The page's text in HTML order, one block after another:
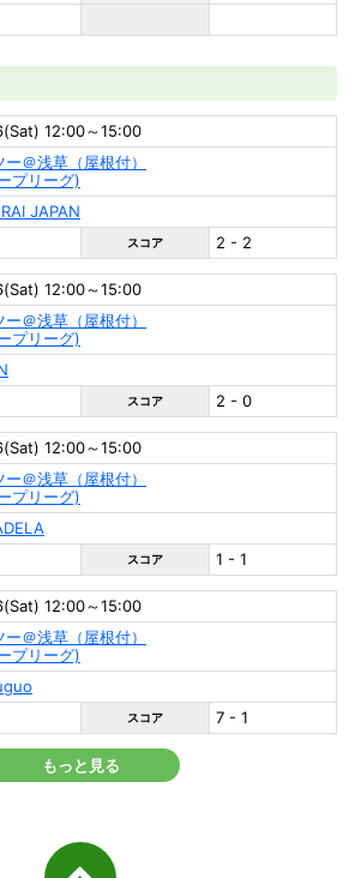
12:00～15:00
ー＠浅草（屋根付）
プリーグ)
JAPAN
スコア 2 - 2
12:00～15:00
ー＠浅草（屋根付）
プリーグ)
スコア 2 - 0
12:00～15:00
ー＠浅草（屋根付）
プリーグ)
スコア 1 - 1
12:00～15:00
ー＠浅草（屋根付）
プリーグ)
スコア 7 - 1
もっと見る